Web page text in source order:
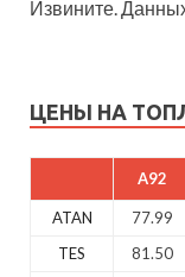
Извините.
ЦЕНЫ НА
A92
ATAN 77.99
TES
81.50